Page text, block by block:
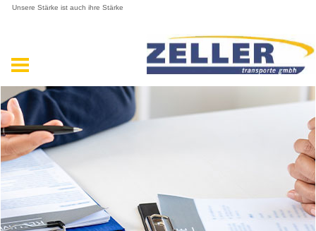
Unsere Stärke ist auch ihre Stärke